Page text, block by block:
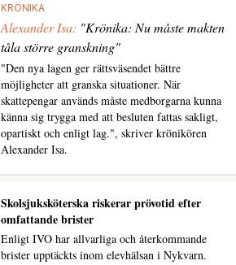
KRÖNIKA
Alexander Isa: "Krönika: Nu måste makten
tåla större granskning"
"Den nya lagen ger rättsväsendet bättre
möjligheter att granska situationer. När
skattepengar används måste medborgarna kunna
känna sig trygga med att besluten fattas sakligt,
opartiskt och enligt lag.", skriver krönikören
Alexander Isa.
Skolsjuksköterska riskerar prövotid efter
omfattande brister
Enligt IVO har allvarliga och återkommande
brister upptäckts inom elevhälsan i Nykvarn.